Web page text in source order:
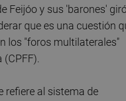
Feijóo y sus 'barones'
que es una cuestión
los "foros multilaterales"
(CPFF).
refiere al sistema de